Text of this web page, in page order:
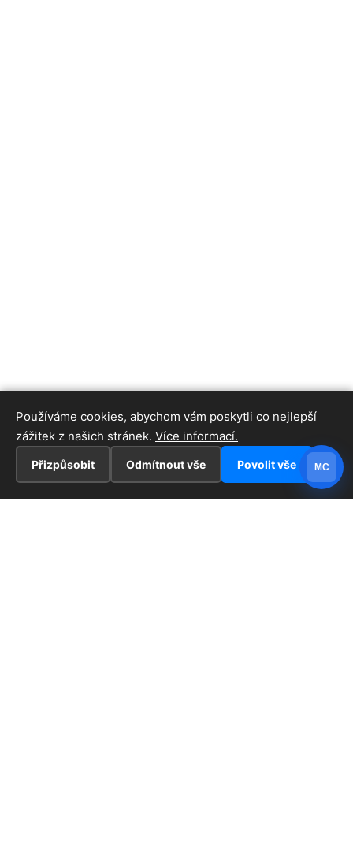
Používáme cookies, abychom vám poskytli co nejlepší
zážitek z našich stránek. Více informací.
Přizpůsobit Odmítnout vše Povolit vše MC